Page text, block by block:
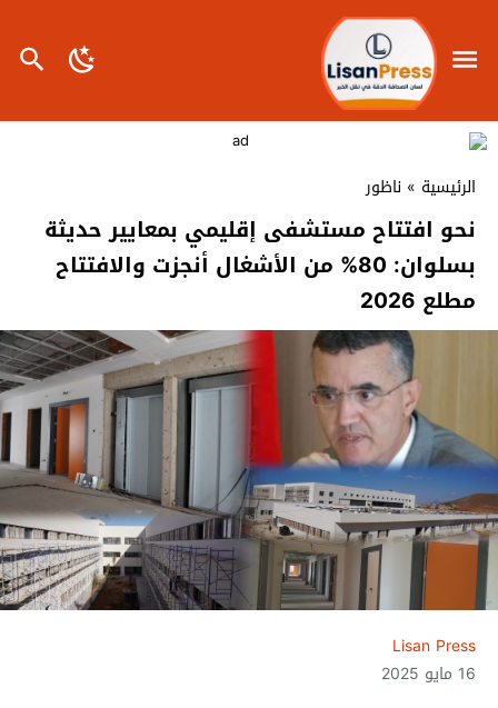
الرئيسية » ناظور
نحو افتتاح مستشفى إقليمي بمعايير حديثة
بسلوان: 80% من الأشغال أنجزت والافتتاح
مطلع 2026
Lisan Press
16 مايو 2025